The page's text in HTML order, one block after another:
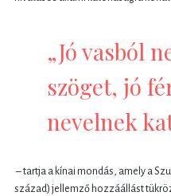
„Jó vasból
szöget, jó
nevelnek
– tartja a kínai mondás, amely a
század) jellemző hozzáállást